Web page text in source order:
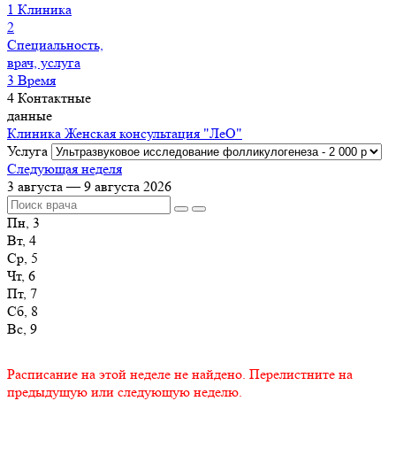
1 Клиника
2
Специальность,
врач, услуга
3 Время
4 Контактные
данные
Клиника Женская консультация "ЛеО"
Услуга
Следующая неделя
3 августа — 9 августа 2026
Пн, 3
Вт, 4
Ср, 5
Чт, 6
Пт, 7
Сб, 8
Вс, 9
Расписание на этой неделе не найдено. Перелистните на
предыдущую или следующую неделю.